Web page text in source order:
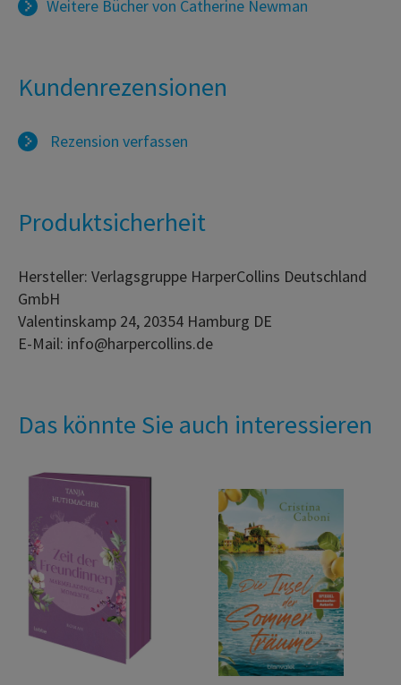
Weitere Bücher von Catherine Newman
Kundenrezensionen
Rezension verfassen
Produktsicherheit
Hersteller: Verlagsgruppe HarperCollins Deutschland
GmbH
Valentinskamp 24, 20354 Hamburg DE
E-Mail: info@harpercollins.de
Das könnte Sie auch interessieren